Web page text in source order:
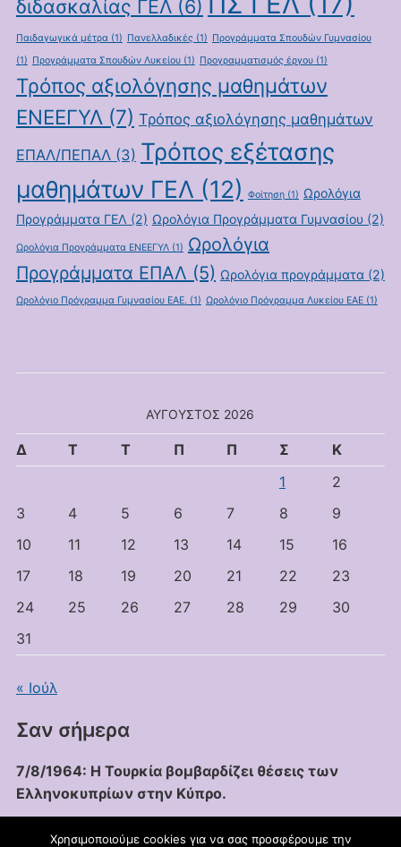
διδασκαλίας ΓΕΛ(6)
Παιδαγωγικά μέτρα(1) Πανελλαδικές (1) Προγράμματα Σπουδών Γυμνασίου
(1) Προγράμματα Σπουδών Λυκείου(1) Προγραμματισμός έργου(1)
Τρόπος αξιολόγησης μαθημάτων
ΕΝΕΕΓΥΛ (7) Τρόπος αξιολόγησης μαθημάτων
ΕΠΑΛ/ΠΕΠΑΛ(3) Τρόπος εξέτασης
μαθημάτων ΓΕΛ (12) Φοίτηση(1) Ωρολόγια
Προγράμματα ΓΕΛ (2) Ωρολόγια Προγράμματα Γυμνασίου(2)
Ωρολόγια Προγράμματα ΕΝΕΕΓΥΛ(1) Ωρολόγια
Προγράμματα ΕΠΑΛ (5) Ωρολόγια προγράμματα (2)
Ωρολόγιο Πρόγραμμα Γυμνασίου ΕΑΕ. (1) Ωρολόγιο Πρόγραμμα Λυκείου ΕΑΕ(1)
ΑΎΓΟΥΣΤΟΣ 2026
Δ Τ Τ Π Π Σ
Κ
1
2
3
4 5 6 7 8
9
10
11 12 13 14 15
16
17
18 19 20 21 22
23
24
25 26 27 28 29
30
31
« Ιούλ
Σαν σήμερα
7/8/1964: Η Τουρκία βομβαρδίζει θέσεις των
Ελληνοκυπρίων στην Κύπρο.
Χρησιμοποιούμε cookies για να σας προσφέρουμε την